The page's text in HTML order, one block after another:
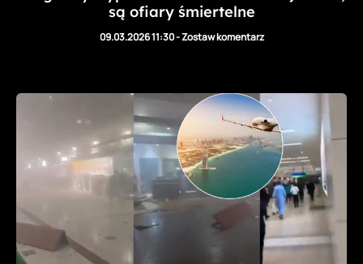
są ofiary śmiertelne
09.03.2026 11:30-Zostaw komentarz